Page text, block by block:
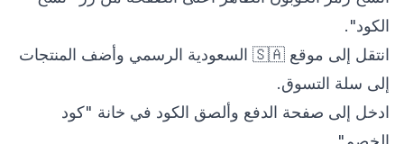
الكود".
انتقل إلى موقع 🇸🇦 السعودية الرسمي وأضف المنتجات
إلى سلة التسوق.
ادخل إلى صفحة الدفع وألصق الكود في خانة "كود